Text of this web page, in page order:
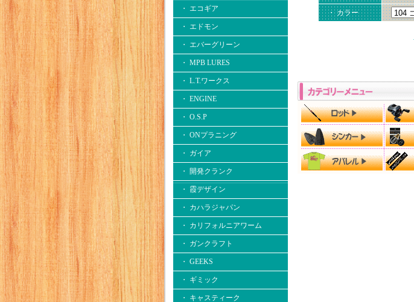
・ エコギア
・ エドモン
・ エバーグリーン
・ MPB LURES
・ L.T.ワークス
・ ENGINE
・ O.S.P
・ ONプラニング
・ ガイア
・ 開発クランク
・ 霞デザイン
・ カハラジャパン
・ カリフォルニアワーム
・ ガンクラフト
・ GEEKS
・ ギミック
・ キャスティーク
・ カラー